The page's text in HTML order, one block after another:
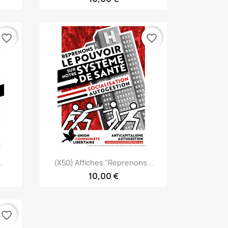
favorite_border
Aperçu rapide
(x50) Affiches ''Reprenons...
10,00 €
favorite_border
favorite_border